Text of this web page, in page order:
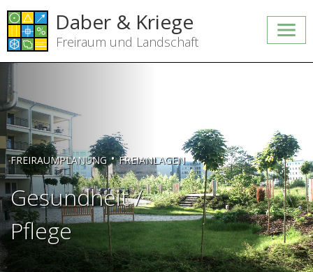
Daber & Kriege
Freiraum und Landschaft
FREIRAUMPLANUNG•FREIANLAGEN
Gesundheit /
Pflege